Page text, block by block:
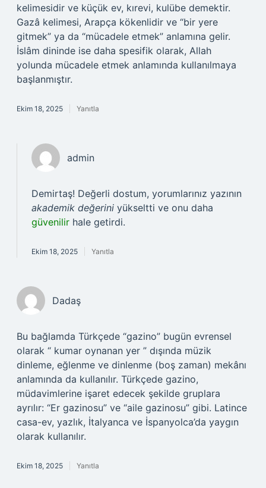
kelimesidir ve küçük ev, kırevi, kulübe demektir.
Gazâ kelimesi, Arapça kökenlidir ve “bir yere
gitmek” ya da “mücadele etmek” anlamına gelir.
İslâm dininde ise daha spesifik olarak, Allah
yolunda mücadele etmek anlamında kullanılmaya
başlanmıştır.
Ekim 18, 2025 Yanıtla
admin
Demirtaş! Değerli dostum, yorumlarınız yazının
akademik değerini yükseltti ve onu daha
güvenilir hale getirdi.
Ekim 18, 2025 Yanıtla
Dadaş
Bu bağlamda Türkçede “gazino” bugün evrensel
olarak “ kumar oynanan yer ” dışında müzik
dinleme, eğlenme ve dinlenme (boş zaman) mekânı
anlamında da kullanılır. Türkçede gazino,
müdavimlerine işaret edecek şekilde gruplara
ayrılır: “Er gazinosu” ve “aile gazinosu” gibi. Latince
casa-ev, yazlık, İtalyanca ve İspanyolca’da yaygın
olarak kullanılır.
Ekim 18, 2025 Yanıtla